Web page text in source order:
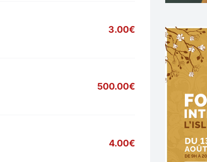
3.00€
500.00€
4.00€